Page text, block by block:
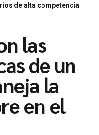
de alta competencia.
las
de un
la
en el